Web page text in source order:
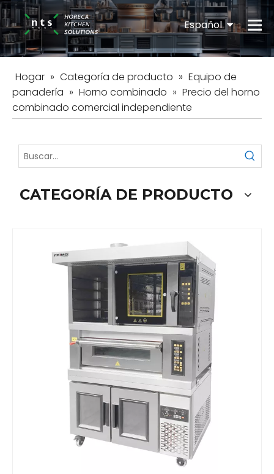
Español
English
Hogar » Categoría de producto » Equipo de
panadería » Horno combinado » Precio del horno
combinado comercial independiente
CATEGORÍA DE PRODUCTO